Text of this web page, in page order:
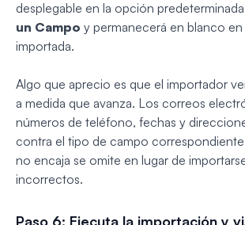
desplegable en la opción predeterminada
un Campo y permanecerá en blanco
importada.
Algo que aprecio es que el importador
a medida que avanza. Los correos
números de teléfono, fechas y
contra el tipo de campo
no encaja se omite en lugar de
incorrectos.
Paso 6: Ejecuta la importación y